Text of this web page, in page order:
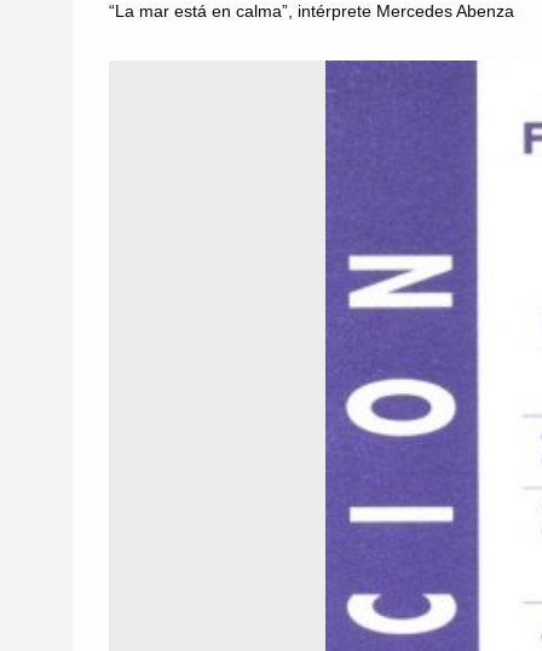
“La mar está en calma”, intérprete Mercedes Abenza